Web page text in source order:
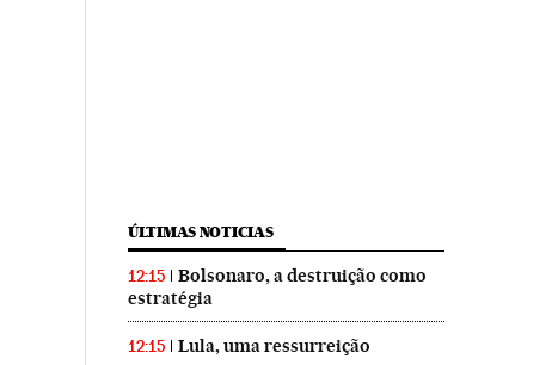
ÚLTIMAS NOTICIAS
12:15
Bolsonaro, a destruição como
estratégia
12:15 Lula, uma ressurreição